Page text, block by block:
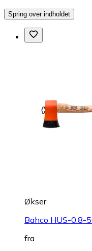
Spring over indholdet
Økser
Bahco HUS-0.8-
fra